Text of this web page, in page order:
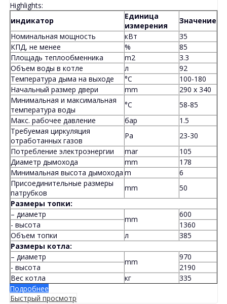
Highlights:
индикатор
Единица
измерения
Значение
Номинальная мощность
кВт
35
КПД, не менее
%
85
Площадь теплообменника
m2
3.3
Объем воды в котле
л
92
Температура дыма на выходе
°C
100-180
Начальный размер двери
mm
290 x 340
Минимальная и максимальная
температура воды
°C
58-85
Макс. рабочее давление
бар
1.5
Требуемая циркуляция
отработанных газов
Pa
23-30
Потребление электроэнергии
mar
105
Диаметр дымохода
mm
178
Минимальная высота дымохода m
6
Присоединительные размеры
патрубков
mm
50
Размеры топки:
– диаметр
mm
600
- высота
1360
Объем топки
л
385
Размеры котла:
– диаметр
mm
970
- высота
2190
Вес котла
кг
335
Подробнее
Быстрый просмотр